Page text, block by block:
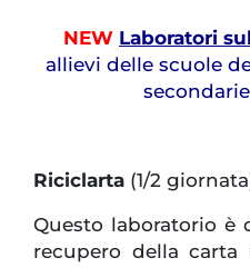
NEW Laboratori
allievi delle scuole
Riciclarta (1/2
Questo laboratorio è
recupero della